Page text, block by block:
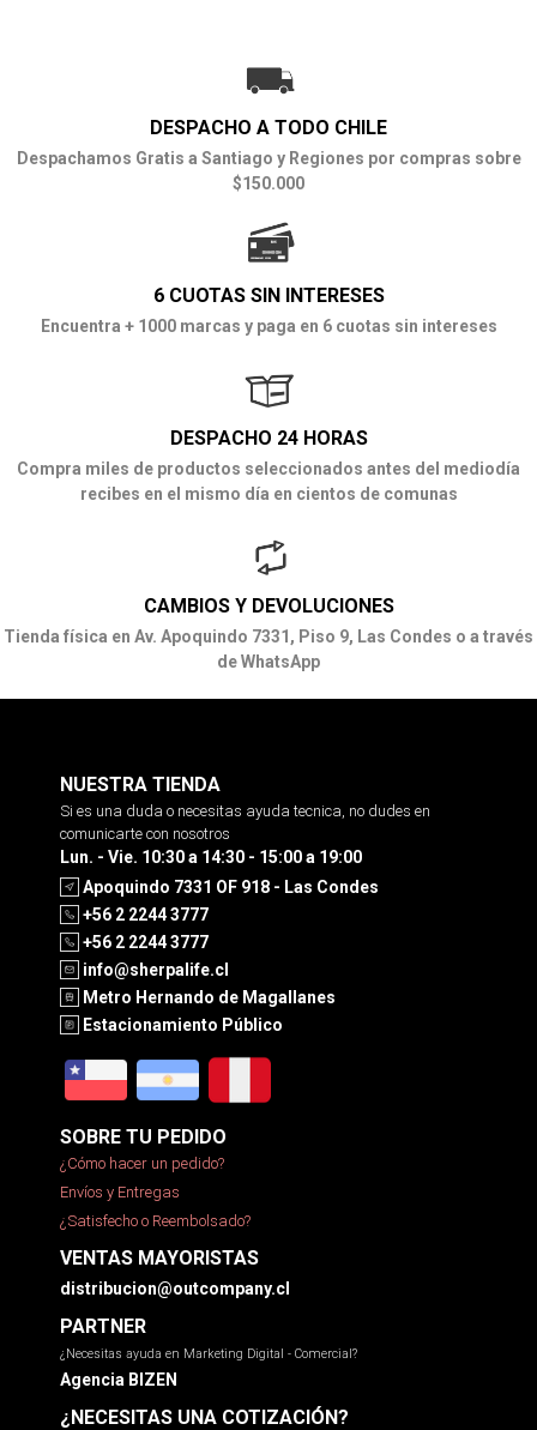
DESPACHO A TODO CHILE
Despachamos Gratis a Santiago y Regiones por compras sobre
$150.000
6 CUOTAS SIN INTERESES
Encuentra + 1000 marcas y paga en 6 cuotas sin intereses
DESPACHO 24 HORAS
Compra miles de productos seleccionados antes del mediodía
recibes en el mismo día en cientos de comunas
CAMBIOS Y DEVOLUCIONES
Tienda física en Av. Apoquindo 7331, Piso 9, Las Condes o a través
de WhatsApp
NUESTRA TIENDA
Si es una duda o necesitas ayuda tecnica, no dudes en
comunicarte con nosotros
Lun. - Vie. 10:30 a 14:30 - 15:00 a 19:00
Apoquindo 7331 OF 918 - Las Condes
+56 2 2244 3777
+56 2 2244 3777
info@sherpalife.cl
Metro Hernando de Magallanes
Estacionamiento Público
SOBRE TU PEDIDO
¿Cómo hacer un pedido?
Envíos y Entregas
¿Satisfecho o Reembolsado?
VENTAS MAYORISTAS
distribucion@outcompany.cl
PARTNER
¿Necesitas ayuda en Marketing Digital - Comercial?
Agencia BIZEN
¿NECESITAS UNA COTIZACIÓN?